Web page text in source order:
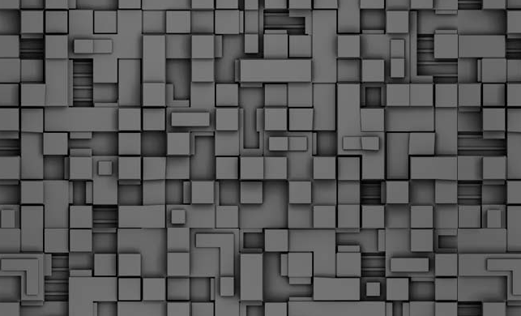
σε δήμους της χώρας. Το Dimastin, αναζητεί σχετικό
φωτογραφικό υλικό στο διαδίκτυο και σας το παρουσιάζει σε
αυτή την ανάρτηση. Επίσης, σας καλούμε, αν διαπιστώσετε ότι
μας έχουν "ξεφύγει" ορκωμοσίες, μπορείτε να στέλνετε το
φωτογραφικό τους υλικό στο dimasthes@gmail.gr ώστε να το
δημοσιεύουμε εδώ, άμεσα.
MAR
Θεσσαλονίκη: Ορκίστηκαν οι 75 νέοι δημοτικοί
αστυνομικοί – Τι τους ζήτησε ο Αγγελούδης
Ενισχύεται το έργο της δημοτικής αστυνομίας στο δήμο
Θεσσαλονίκης καθώς το πρωί της Τετάρτης 18 Μαρτίου
ορκίστηκαν οι 75 νέοι δημοτικοί αστυνομικοί.
«Με αυτούς, σε λίγους μήνες αποκτά ένα ισχυρό σώμα η
δημοτική αστυνομία. Θα είναι πιο κοντά στον πολίτη. Είχα την
ευκαιρία να είμαι σήμερα στην ορκωμοσία τους.